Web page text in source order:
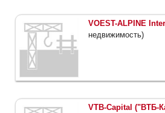
VOEST-ALPINE
недвижимость)
VTB-Capital ("ВТБ-